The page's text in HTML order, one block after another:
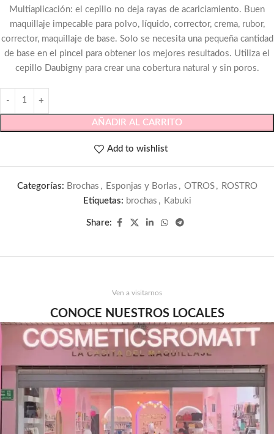
Multiaplicación: el cepillo no deja rayas de acariciamiento. Buen
maquillaje impecable para polvo, líquido, corrector, crema, rubor,
corrector, maquillaje de base. Solo se necesita una pequeña cantidad
de base en el pincel para obtener los mejores resultados. Utiliza el
cepillo Daubigny para crear una cobertura natural y sin poros.
AÑADIR AL CARRITO
Add to wishlist
Categorías: Brochas , Esponjas y Borlas , OTROS , ROSTRO
Etiquetas: brochas , Kabuki
Share:
Ven a visitarnos
CONOCE NUESTROS LOCALES